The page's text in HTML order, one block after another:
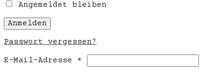
Angemeldet bleiben
Anmelden
Passwort vergessen?
E-Mail-Adresse *